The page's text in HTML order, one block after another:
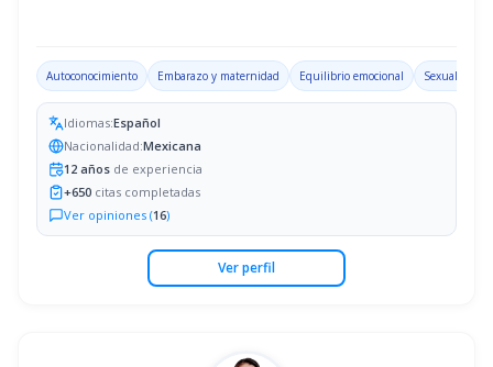
Autoconocimiento Embarazo y maternidad Equilibrio emocional Sexualidad
Idiomas:Español
Nacionalidad:Mexicana
12 años de experiencia
+650 citas completadas
Ver opiniones (16)
Ver perfil